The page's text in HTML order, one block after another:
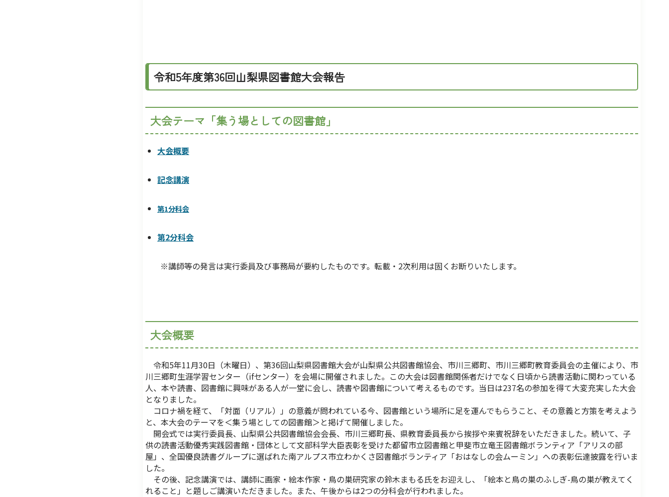
令和5年度第36回山梨県図書館大会報告
大会テーマ「集う場としての図書館 」
大会概要
記念講演
第1分科会
第2分科会
※講師等の発言は実行委員及び事務局が要約したものです。転載・2次利用は固くお断りいたします。
大会概要
令和5年11月30日（木曜日）、第36回山梨県図書館大会が山梨県公共図書館協会、市川三郷町、市川三郷町教育委員会の主催により、市
川三郷町生涯学習センター（ifセンター）を会場に開催されました。この大会は図書館関係者だけでなく日頃から読書活動に関わっている
人、本や読書、図書館に興味がある人が一堂に会し、読書や図書館について考えるものです。当日は237名の参加を得て大変充実した大会
となりました。
コロナ禍を経て、「対面（リアル）」の意義が問われている今、図書館という場所に足を運んでもらうこと、その意義と方策を考えよう
と、本大会のテーマを＜集う場としての図書館＞と掲げて開催しました。
開会式では実行委員長、山梨県公共図書館協会会長、市川三郷町長、県教育委員長から挨拶や来賓祝辞をいただきました。続いて、子
供の読書活動優秀実践図書館・団体として文部科学大臣表彰を受けた都留市立図書館と甲斐市立竜王図書館ボランティア「アリスの部
屋」、全国優良読書グループに選ばれた南アルプス市立わかくさ図書館ボランティア「おはなしの会ムーミン」への表彰伝達披露を行いま
した。
その後、記念講演では、講師に画家・絵本作家・鳥の巣研究家の鈴木まもる氏をお迎えし、「絵本と鳥の巣のふしぎ-鳥の巣が教えてく
れること」と題しご講演いただきました。また、午後からは2つの分科会が行われました。